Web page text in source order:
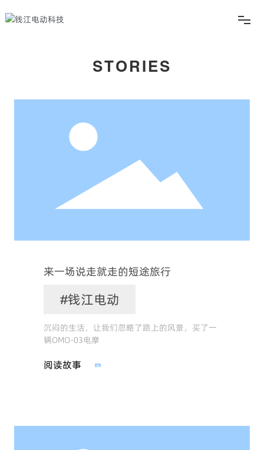
EN
STORIES
来一场说走就走的短途旅行
#钱江电动
沉闷的生活，让我们忽略了路上的风景，买了一
辆OMO-03电摩
阅读故事